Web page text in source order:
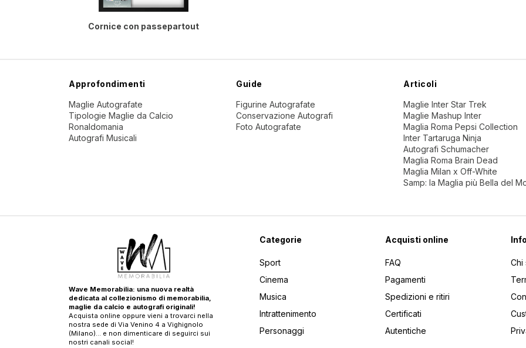
Cornice con passepartout
Approfondimenti
Maglie Autografate
Tipologie Maglie da Calcio
Ronaldomania
Autografi Musicali
Guide
Figurine Autografate
Conservazione Autografi
Foto Autografate
Articoli
Maglie Inter Star Trek
Maglie Mashup Inter
Maglia Roma Pepsi Collection
Inter Tartaruga Ninja
Autografi Schumacher
Maglia Roma Brain Dead
Maglia Milan x Off-White
Samp: la Maglia più Bella del
Wave Memorabilia: una nuova realtà
dedicata al collezionismo di memorabilia,
maglie da calcio e autografi originali!
Acquista online oppure vieni a trovarci nella
nostra sede di Via Venino 4 a Vighignolo
(Milano)… e non dimenticare di seguirci sui
nostri canali social!
Categorie
Sport
Cinema
Musica
Intrattenimento
Personaggi
Acquisti online
FAQ
Pagamenti
Spedizioni e ritiri
Certificati
Autentiche
Chi